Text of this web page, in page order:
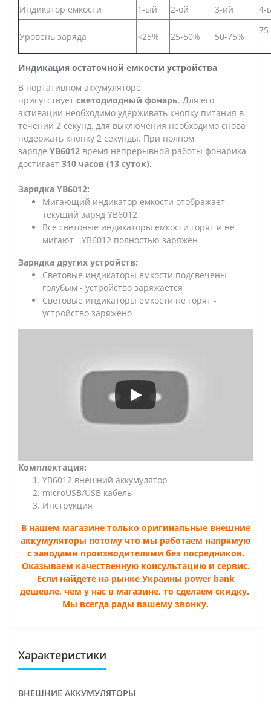
Индикация остаточной емкости устройства
Индикатор емкости 1-ый 2-ой 3-ий 4-
Уровень заряда <25% 25-50% 50-75%
В портативном аккумуляторе
присутствует светодиодный фонарь. Для его
активации необходимо удерживать кнопку питания в
течении 2 секунд, для выключения необходимо снова
подержать кнопку 2 секунды. При полном
заряде YB6012 время непрерывной работы фонарика
достигает 310 часов (13 суток).
Зарядка YB6012:
Мигающий индикатор емкости отображает
текущий заряд YB6012
Все световые индикаторы емкости горят и не
мигают - YB6012 полностью заряжен
Зарядка других устройств:
Световые индикаторы емкости подсвечены
голубым - устройство заряжается
Световые индикаторы емкости не горят -
устройство заряжено
Комплектация:
YB6012 внешний аккумулятор
microUSB/USB кабель
Инструкция
В нашем магазине только оригинальные внешние
аккумуляторы потому что мы работаем напрямую
с заводами производителями без посредников.
Оказываем качественную консультацию и сервис.
Если найдете на рынке Украины power bank
дешевле, чем у нас в магазине, то сделаем скидку.
Мы всегда рады вашему звонку.
Характеристики
ВНЕШНИЕ АККУМУЛЯТОРЫ